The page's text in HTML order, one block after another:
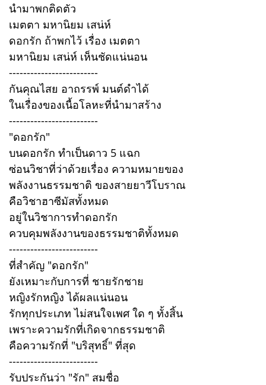
นำมาพกติดตัว
เมตตา มหานิยม เสน่ห์
ดอกรัก ถ้าพกไว้ เรื่อง เมตตา
มหานิยม เสน่ห์ เห็นชัดแน่นอน
-------------------------
กันคุณไสย อาถรรพ์ มนต์ดำได้
ในเรื่องของเนื้อโลหะที่นำมาสร้าง
-------------------------
"ดอกรัก"
บนดอกรัก ทำเป็นดาว 5 แฉก
ซ่อนวิชาที่ว่าด้วยเรื่อง ความหมายของ
พลังงานธรรมชาติ ของสายยาวีโบราณ
คือวิชาฮาซีมัสทั้งหมด
อยู่ในวิชาการทำดอกรัก
ควบคุมพลังงานของธรรมชาติทั้งหมด
-------------------------
ที่สำคัญ "ดอกรัก"
ยังเหมาะกับการที่ ชายรักชาย
หญิงรักหญิง ได้ผลแน่นอน
รักทุกประเภท ไม่สนใจเพศ ใด ๆ ทั้งสิ้น
เพราะความรักที่เกิดจากธรรมชาติ
คือความรักที่ "บริสุทธิ์" ที่สุด
-------------------------
รับประกันว่า "รัก" สมชื่อ